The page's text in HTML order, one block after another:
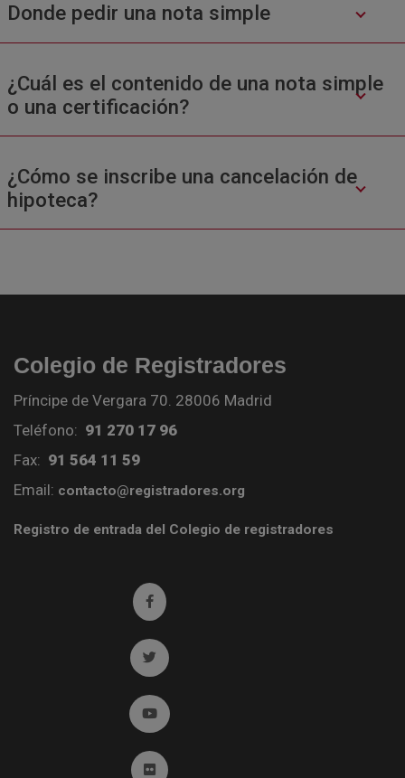
Donde pedir una nota simple
¿Cuál es el contenido de una nota simple
o una certificación?
¿Cómo se inscribe una cancelación de
hipoteca?
Colegio de Registradores
Príncipe de Vergara 70. 28006 Madrid
Teléfono: 91 270 17 96
Fax: 91 564 11 59
Email: contacto@registradores.org
Registro de entrada del Colegio de registradores
Ir a facebook (abre en ventana nueva)
Ir a twitter (abre en ventana nueva)
Ir a YouTube (abre en ventana nueva)
Ir a Flickr (abre en ventana nueva)